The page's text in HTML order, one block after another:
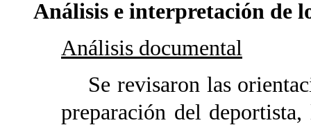
Análisis e interpretación de
Análisis documental
Se revisaron las
preparación del